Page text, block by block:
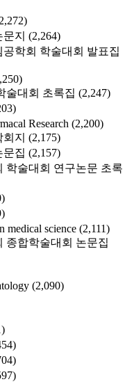
지 (2,264)
학회 학술대회 발표집
술대회 초록집 (2,247)
Research (2,200)
지 (2,175)
문집 (2,157)
학술대회 연구논문 초록
medical science (2,111)
종합학술대회 논문집
(2,090)